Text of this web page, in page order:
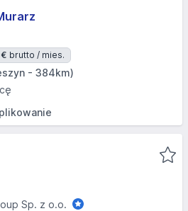
brutto / mies.
- 384km)
Sp. z o.o.